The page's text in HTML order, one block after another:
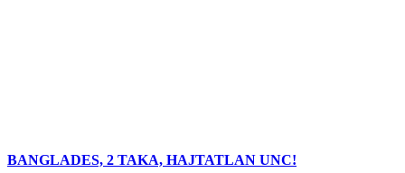
BANGLADES, 2 TAKA, HAJTATLAN UNC!